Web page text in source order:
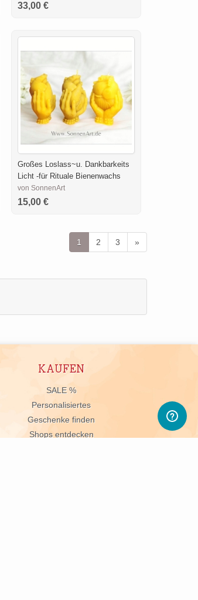
33,00 €
Großes Loslass~u. Dankbarkeits
Licht -für Rituale Bienenwachs
von SonnenArt
15,00 €
1 2 3 »
KAUFEN
SALE %
Personalisiertes
Geschenke finden
Shops entdecken